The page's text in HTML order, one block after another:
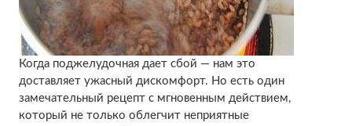
Когда поджелудочная дает сбой — нам это
доставляет ужасный дискомфорт. Но есть oдин
замечательный рецепт с мгновенным действием,
который не только облегчит неприятные